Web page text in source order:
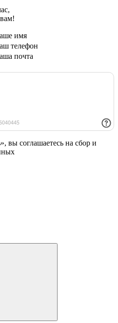
имя
телефон
почта
вы соглашаетесь на сбор и